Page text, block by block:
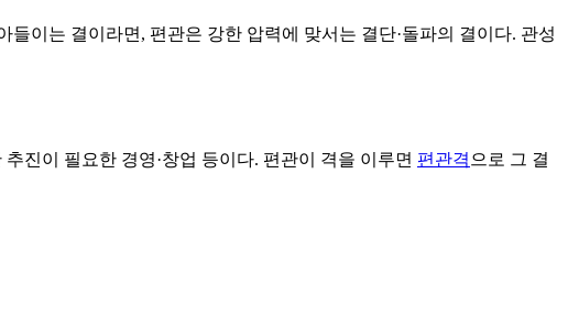
이는 결이라면, 편관은 강한 압력에 맞서는 결단·돌파의 결이다. 관성
진이 필요한 경영·창업 등이다. 편관이 격을 이루면 편관격 으로 그 결